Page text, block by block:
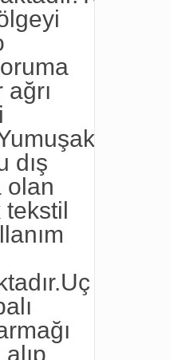
ağrı
dış
olan
tekstil